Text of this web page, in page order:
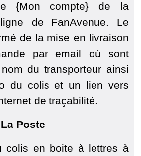
{Mon compte} de la
de FanAvenue. Le
de la mise en livraison
par email où sont
du transporteur ainsi
du colis et un lien vers
de traçabilité.
Poste
colis en boite à lettres à